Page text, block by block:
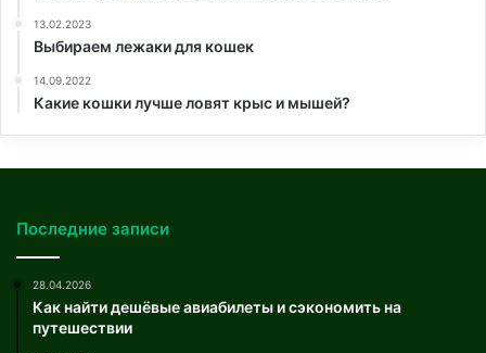
13.02.2023
Выбираем лежаки для кошек
14.09.2022
Какие кошки лучше ловят крыс и мышей?
Последние записи
28.04.2026
Как найти дешёвые авиабилеты и сэкономить на
путешествии